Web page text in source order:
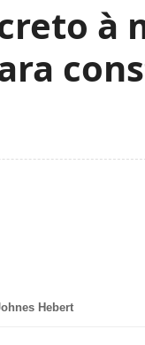
à
Hebert